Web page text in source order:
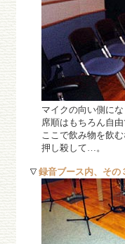
マイクの向い側にな
席順はもちろん自由
ここで飲み物を飲む
押し殺して…。
録音ブース内、その